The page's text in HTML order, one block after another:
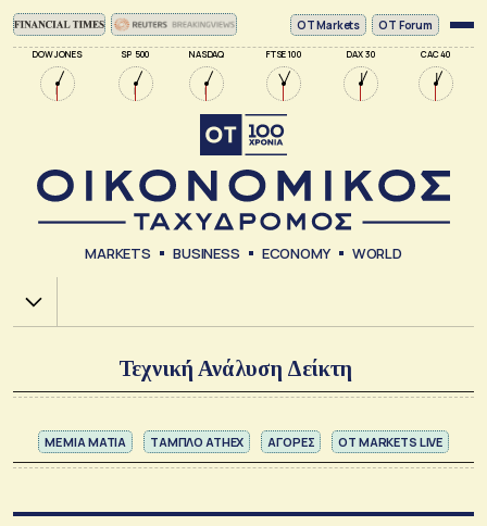
DOW JONES SP 500 NASDAQ FTSE 100 DAX 30 CAC 40
ΟΤ Markets OT Forum
MARKETS BUSINESS ECONOMY WORLD
Χ.Α.
Τεχνική Ανάλυση Δείκτη
ΜΕ ΜΙΑ ΜΑΤΙΑ ΤΑΜΠΛΟ ATHEX ΑΓΟΡΕΣ OT MARKETS LIVE